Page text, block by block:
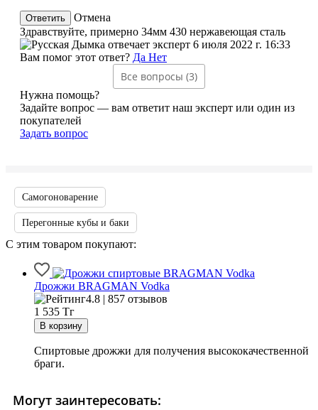
Отмена
Здравствуйте, примерно 34мм 430 нержавеющая сталь
эксперт 6 июля 2022 г. 16:33
Вам помог этот ответ? Да Нет
Все вопросы (3)
Нужна помощь?
Задайте вопрос — вам ответит наш эксперт или один из
покупателей
Задать вопрос
Самогоноварение
Перегонные кубы и баки
С этим товаром покупают:
Дрожжи BRAGMAN Vodka
4.8 | 857 отзывов
1 535 Тг
Спиртовые дрожжи для получения высококачественной
браги.
Могут заинтересовать: